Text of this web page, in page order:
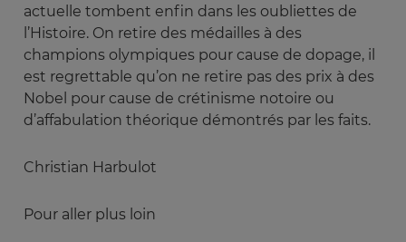
actuelle tombent enfin dans les oubliettes de
l’Histoire. On retire des médailles à des
champions olympiques pour cause de dopage, il
est regrettable qu’on ne retire pas des prix à des
Nobel pour cause de crétinisme notoire ou
d’affabulation théorique démontrés par les faits.
Christian Harbulot
Pour aller plus loin